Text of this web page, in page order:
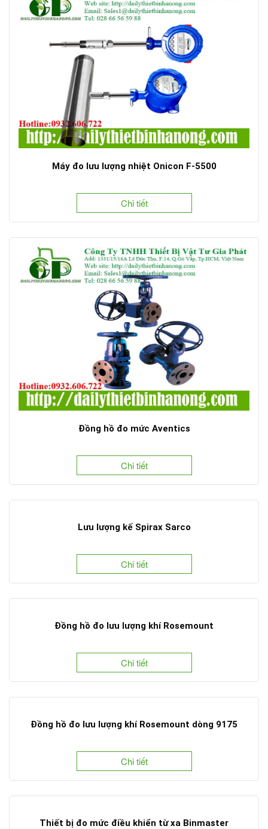
Máy đo lưu lượng nhiệt Onicon F-5500
Chi tiết
Đồng hồ đo mức Aventics
Chi tiết
Lưu lượng kế Spirax Sarco
Chi tiết
Đồng hồ đo lưu lượng khí Rosemount
Chi tiết
Đồng hồ đo lưu lượng khí Rosemount dòng 9175
Chi tiết
Thiết bị đo mức điều khiển từ xa Binmaster